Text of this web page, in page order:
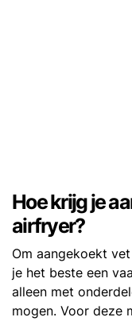
Hoe krijg je
airfryer?
Om aangekoekt
je het beste een
alleen met
mogen. Voor deze